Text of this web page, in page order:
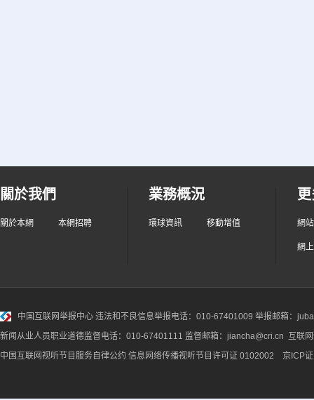
關於我們
關於本網 本網招聘
業務概況
環球資訊 移動增值 網
網
中国互联网举报中心 违法和不良信息举报电话：010-67401009 举报邮箱：
新闻从业人员职业道德监督电话：010-67401111 监督邮箱：jiancha@cri.cn 互联
中国互联网视听节目服务自律公约 信息网络传播视听节目许可证 0102002 京ICP